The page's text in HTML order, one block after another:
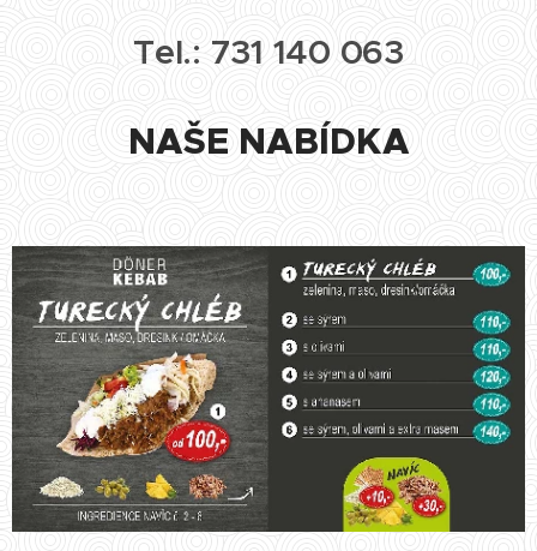
Tel.: 731 140 063
NAŠE NABÍDKA